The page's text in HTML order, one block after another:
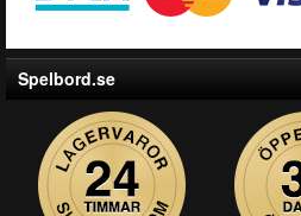
Spelbord.se